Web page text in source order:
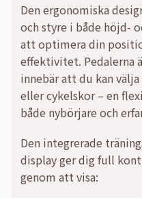
Den ergonomiska
och styre i både höjd-
att optimera din
effektivitet. Pedalerna
innebär att du kan
eller cykelskor – en
både nybörjare och
Den integrerade
display ger dig full
genom att visa: